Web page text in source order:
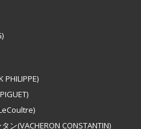
PHILIPPE)
ン(VACHERON CONSTANTIN)